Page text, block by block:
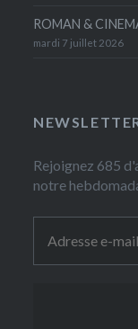
ROMAN &
mardi 7 juillet 2026
Rejoignez 685
notre